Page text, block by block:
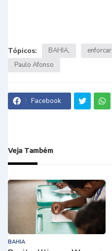
Tópicos: BAHIA enforcar
Paulo Afonso
Facebook
Veja Também
BAHIA